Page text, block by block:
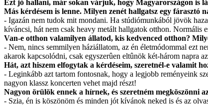
Ezt jó hallani, már sokan várjuk, hogy Magyarországon is
Más kérdésem is lenne. Milyen zenét hallgatsz egy fárasztó
- Igazán nem tudok mit mondani. Ha stúdiómunkából jövök
kíváncsi, hát nem csak heavy metált hallgatok otthon. Normális
Van-e otthon valamilyen állatod, kis kedvenced otthon?
- Nem, nincs semmilyen háziállatom, az én életmódommal ezt
akarok kapcsolódni, csak egyszerûen eltûnök két-három napra
Hát, azt hiszem elfogytak a kérdéseim, szeretnél-e valamit
- Leginkább azt tartom fontosnak, hogy a legjobb reményeink
nagyon klassz koncerten vehet majd részt!
Nagyon örülök ennek a hírnek, és szeretném megköszönni
- Szia, én is köszönöm és minden jót kívánok neked is és az